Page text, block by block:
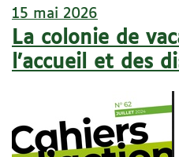
15 mai 2026
La colonie de
l’accueil et des